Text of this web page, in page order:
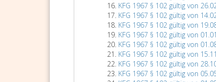
KFG 1967 § 102 gültig von
KFG 1967 § 102 gültig von
KFG 1967 § 102 gültig von
KFG 1967 § 102 gültig von
KFG 1967 § 102 gültig von
KFG 1967 § 102 gültig von
KFG 1967 § 102 gültig von
KFG 1967 § 102 gültig von